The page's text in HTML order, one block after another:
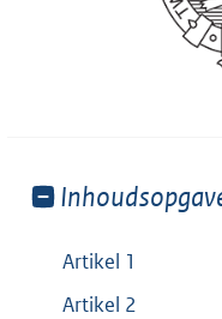
Toon
van:
Artikel 1
Artikel 2